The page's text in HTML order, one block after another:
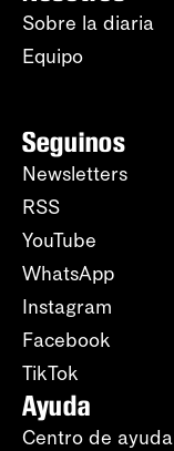
Sobre la diaria
Equipo
Seguinos
Newsletters
RSS
YouTube
WhatsApp
Instagram
Facebook
TikTok
Ayuda
Centro de ayuda